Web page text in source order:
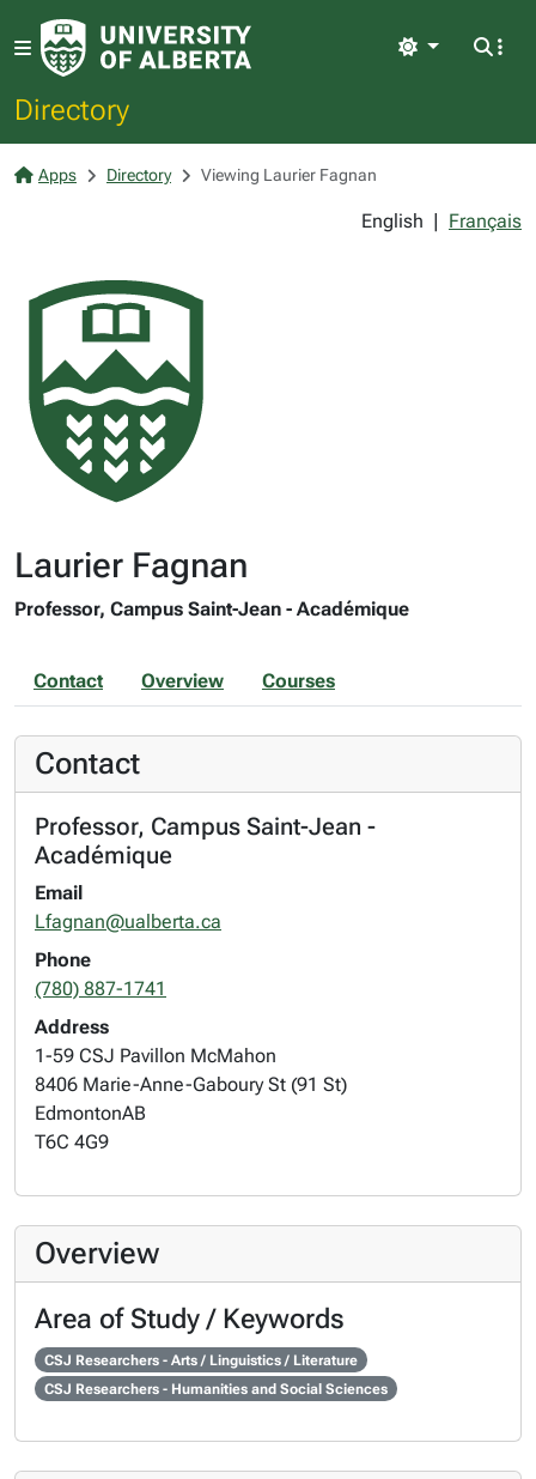
Directory
Light
Apps Directory Viewing Laurier Fagnan
Laurier Fagnan
Professor, Campus Saint-Jean - Académique
English | Français
Contact Overview Courses
Contact
Professor, Campus Saint-Jean -
Académique
Email
Lfagnan@ualberta.ca
Phone
(780) 887-1741
Address
1-59 CSJ Pavillon McMahon
8406 Marie-Anne-Gaboury St (91 St)
EdmontonAB
T6C 4G9
Overview
Area of Study / Keywords
CSJ Researchers - Arts / Linguistics / Literature
CSJ Researchers - Humanities and Social Sciences